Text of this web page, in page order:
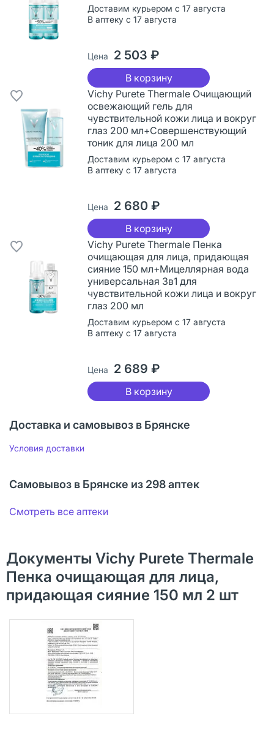
Доставим курьером с 17 августа
В аптеку с 17 августа
Цена 2 503 ₽
В корзину
Vichy Purete Thermale Очищающий
освежающий гель для
чувствительной кожи лица и вокруг
глаз 200 мл+Совершенствующий
тоник для лица 200 мл
Доставим курьером с 17 августа
В аптеку с 17 августа
Цена 2 680 ₽
В корзину
Vichy Purete Thermale Пенка
очищающая для лица, придающая
сияние 150 мл+Мицеллярная вода
универсальная 3в1 для
чувствительной кожи лица и вокруг
глаз 200 мл
Доставим курьером с 17 августа
В аптеку с 17 августа
Цена 2 689 ₽
В корзину
Доставка и самовывоз в Брянске
Условия доставки
Самовывоз в Брянске из 298 аптек
Смотреть все аптеки
Документы Vichy Purete Thermale
Пенка очищающая для лица,
придающая сияние 150 мл 2 шт